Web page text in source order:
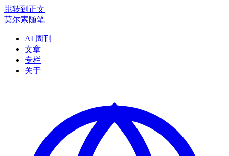
跳转到正文
莫尔索随笔
AI 周刊
文章
专栏
关于